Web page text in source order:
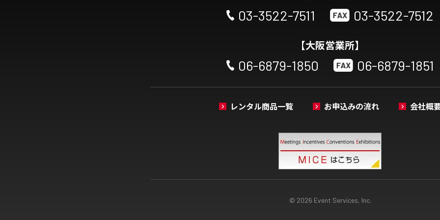
03-3522-7511 03-3522-7512
【大阪営業所】
06-6879-1850 06-6879-1851
レンタル商品一覧 お申込みの流れ 会社概
© 2026 Event Services, Inc.